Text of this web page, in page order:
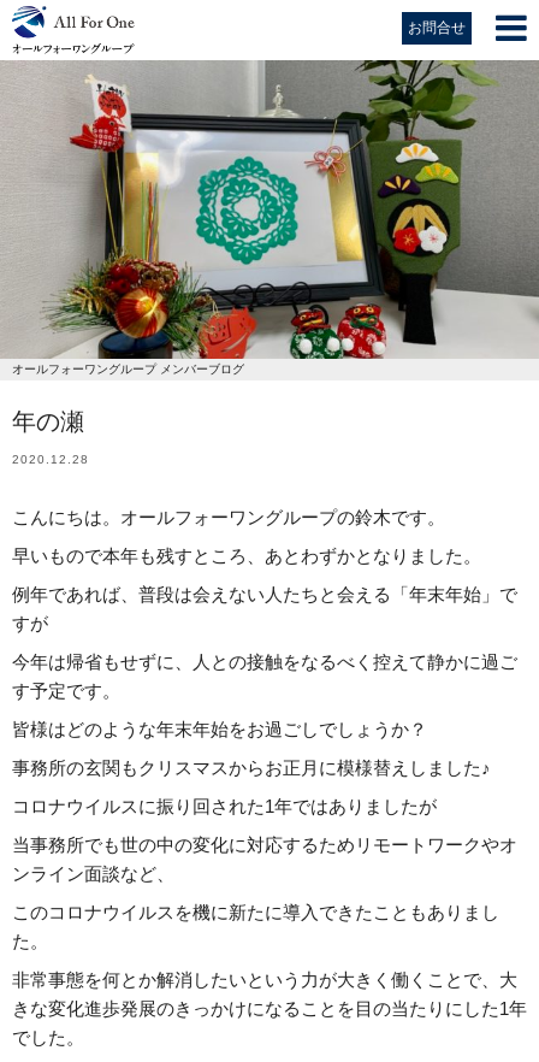
お問合せ
オールフォーワングループ メンバーブログ
年の瀬
2020.12.28
こんにちは。オールフォーワングループの鈴木です。
早いもので本年も残すところ、あとわずかとなりました。
例年であれば、普段は会えない人たちと会える「年末年始」で
すが
今年は帰省もせずに、人との接触をなるべく控えて静かに過ご
す予定です。
皆様はどのような年末年始をお過ごしでしょうか？
事務所の玄関もクリスマスからお正月に模様替えしました♪
コロナウイルスに振り回された1年ではありましたが
当事務所でも世の中の変化に対応するためリモートワークやオ
ンライン面談など、
このコロナウイルスを機に新たに導入できたこともありまし
た。
非常事態を何とか解消したいという力が大きく働くことで、大
きな変化進歩発展のきっかけになることを目の当たりにした1年
でした。